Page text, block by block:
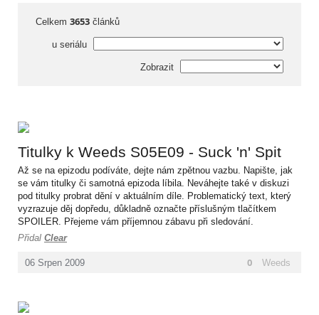
Celkem 3653 článků
u seriálu
Zobrazit
06 Srpen 2009
Titulky k Weeds S05E09 - Suck 'n' Spit
Až se na epizodu podíváte, dejte nám zpětnou vazbu. Napište, jak
se vám titulky či samotná epizoda líbila. Neváhejte také v diskuzi
pod titulky probrat dění v aktuálním díle. Problematický text, který
vyzrazuje děj dopředu, důkladně označte příslušným tlačítkem
SPOILER. Přejeme vám příjemnou zábavu při sledování.
Přidal Clear
0 Weeds